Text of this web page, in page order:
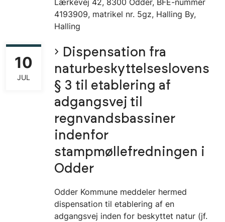
Lærkevej 42, 8300 Odder, BFE-nummer
4193909, matrikel nr. 5gz, Halling By,
Halling
Dispensation fra
naturbeskyttelseslovens
§ 3 til etablering af
adgangsvej til
regnvandsbassiner
indenfor
stampmøllefredningen i
Odder
10
JUL
Odder Kommune meddeler hermed
dispensation til etablering af en
adgangsvej inden for beskyttet natur (jf.